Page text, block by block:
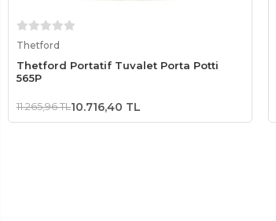
Thetford
Thetford Portatif Tuvalet Porta Potti
565P
11.265,96 TL10.716,40 TL